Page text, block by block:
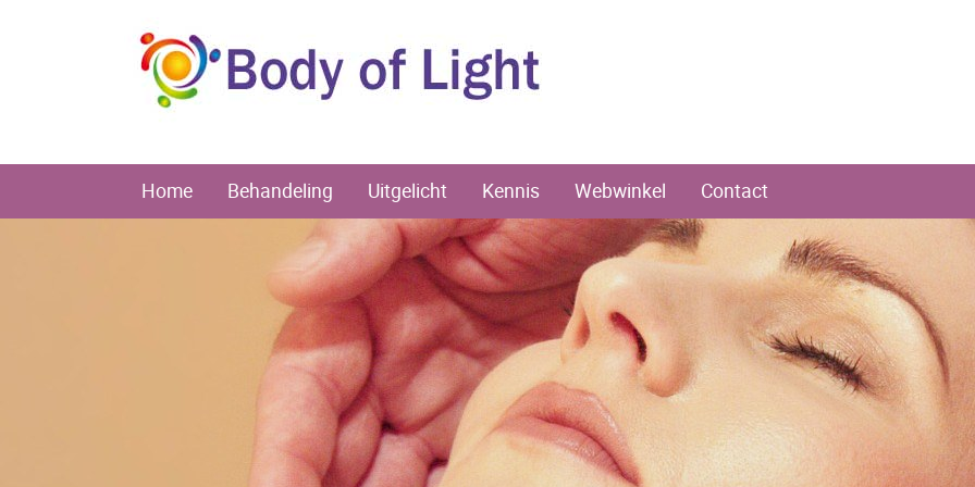
Home Behandeling Uitgelicht Kennis Webwinkel Contact